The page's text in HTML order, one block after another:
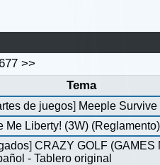
>>
Tema
de juegos] Meeple
Me Liberty! (3W) (Reglamento)
]CRAZY GOLF (GAMES
- Tablero original